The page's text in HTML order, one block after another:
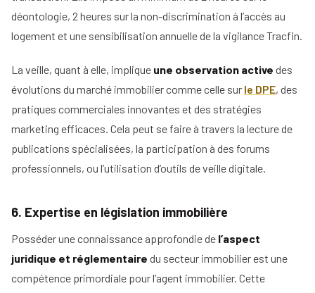
déontologie, 2 heures sur la non-discrimination à l’accès au
logement et une sensibilisation annuelle de la vigilance Tracfin.
La veille, quant à elle, implique une observation active des
évolutions du marché immobilier comme celle sur le DPE, des
pratiques commerciales innovantes et des stratégies
marketing efficaces. Cela peut se faire à travers la lecture de
publications spécialisées, la participation à des forums
professionnels, ou l’utilisation d’outils de veille digitale.
6. Expertise en législation immobilière
Posséder une connaissance approfondie de l’aspect
juridique et réglementaire du secteur immobilier est une
compétence primordiale pour l’agent immobilier. Cette